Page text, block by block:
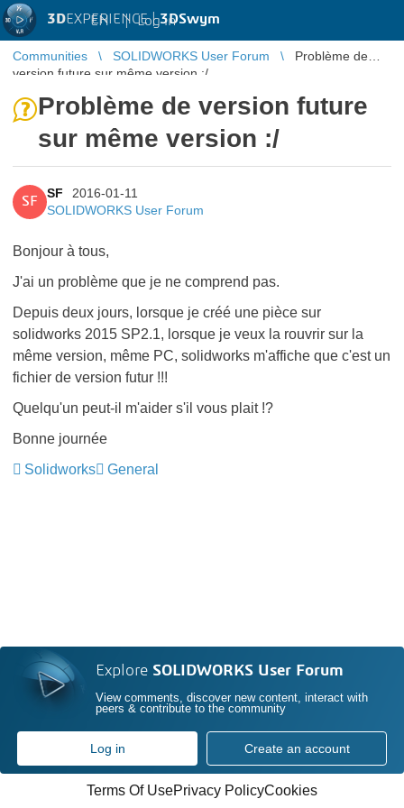
3DEXPERIENCE |3DSwym
EN | Log in
Communities SOLIDWORKS User Forum
Problème de
version future sur même version :/
Problème de version future
sur même version :/
SF
SF
2016-01-11
SOLIDWORKS User Forum
Bonjour à tous,
J'ai un problème que je ne comprend pas.
Depuis deux jours, lorsque je créé une pièce sur
solidworks 2015 SP2.1, lorsque je veux la rouvrir sur la
même version, même PC, solidworks m'affiche que c'est un
fichier de version futur !!!
Quelqu'un peut-il m'aider s'il vous plait !?
Bonne journée
Solidworks
General
Explore SOLIDWORKS User Forum
View comments, discover new content, interact with
peers & contribute to the community
Log in Create an account
Terms Of UsePrivacy PolicyCookies